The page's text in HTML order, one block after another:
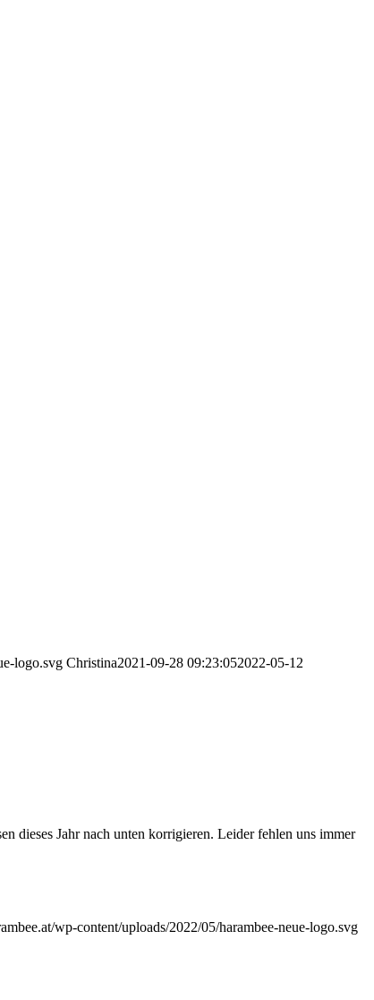
logo.svg Christina2021-09-28 09:23:052022-05-12
dieses Jahr nach unten korrigieren. Leider fehlen uns immer
wp-content/uploads/2022/05/harambee-neue-logo.svg